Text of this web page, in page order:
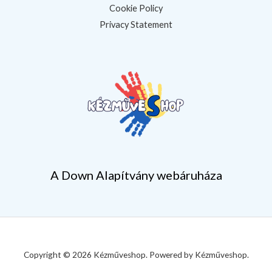
Cookie Policy
Privacy Statement
A Down Alapítvány webáruháza
Copyright © 2026 Kézműveshop. Powered by Kézműveshop.